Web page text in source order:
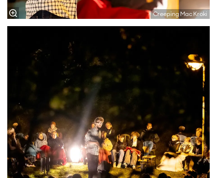
Creeping Mac Kroki